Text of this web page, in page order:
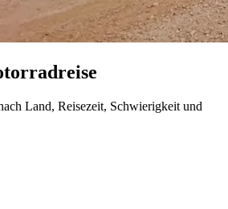
Land, Reisezeit, Schwierigkeit und